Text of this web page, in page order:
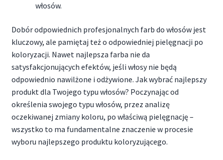
włosów.
Dobór odpowiednich profesjonalnych farb do włosów jest
kluczowy, ale pamiętaj też o odpowiedniej pielęgnacji po
koloryzacji. Nawet najlepsza farba nie da
satysfakcjonujących efektów, jeśli włosy nie będą
odpowiednio nawilżone i odżywione. Jak wybrać najlepszy
produkt dla Twojego typu włosów? Poczynając od
określenia swojego typu włosów, przez analizę
oczekiwanej zmiany koloru, po właściwą pielęgnację –
wszystko to ma fundamentalne znaczenie w procesie
wyboru najlepszego produktu koloryzującego.